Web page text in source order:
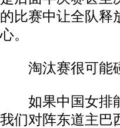
的比赛中让全队释
心。
淘汰赛很可能
如果中国女排能
我们对阵东道主巴